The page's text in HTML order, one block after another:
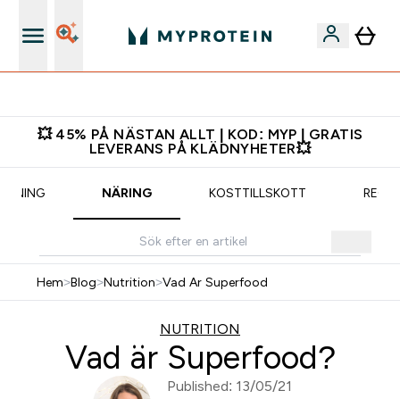
💥 45% PÅ NÄSTAN ALLT | KOD: MYP | GRATIS
LEVERANS PÅ KLÄDNYHETER💥
NÄRING KOSTTILLSKOTT
Hem>Blog>Nutrition>Vad Ar Superfood
NUTRITION
Vad är Superfood?
Published: 13/05/21